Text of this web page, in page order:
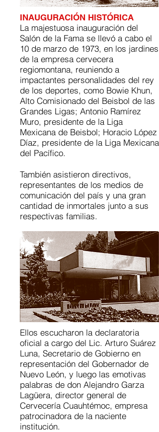
INAUGURACIÓN HISTÓRICA
La majestuosa inauguración del
Salón de la Fama se llevó a cabo el
10 de marzo de 1973, en los jardines
de la empresa cervecera
regiomontana, reuniendo a
impactantes personalidades del rey
de los deportes, como Bowie Khun,
Alto Comisionado del Beisbol de las
Grandes Ligas; Antonio Ramírez
Muro, presidente de la Liga
Mexicana de Beisbol; Horacio López
Díaz, presidente de la Liga Mexicana
del Pacífico.
También asistieron directivos,
representantes de los medios de
comunicación del país y una gran
cantidad de inmortales junto a sus
respectivas familias.
Ellos escucharon la declaratoria
oficial a cargo del Lic. Arturo Suárez
Luna, Secretario de Gobierno en
representación del Gobernador de
Nuevo León, y luego las emotivas
palabras de don Alejandro Garza
Lagüera, director general de
Cervecería Cuauhtémoc, empresa
patrocinadora de la naciente
institución.